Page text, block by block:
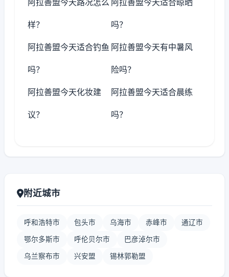
阿拉善盟今天路况怎么
样？
阿拉善盟今天适合晾晒
吗？
阿拉善盟今天适合钓鱼
吗？
阿拉善盟今天有中暑风
险吗？
阿拉善盟今天化妆建
议？
阿拉善盟今天适合晨练
吗？
附近城市
呼和浩特市 包头市 乌海市 赤峰市 通辽市
鄂尔多斯市 呼伦贝尔市 巴彦淖尔市
乌兰察布市 兴安盟 锡林郭勒盟